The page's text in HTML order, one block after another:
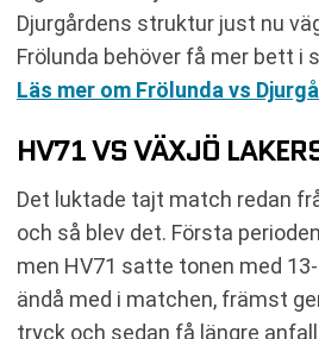
Djurgårdens struktur just nu
Frölunda behöver få mer bett i
Läs mer om Frölunda vs
HV71 VS VÄXJÖ
Det luktade tajt match redan
och så blev det. Första
men HV71 satte tonen med
ändå med i matchen, främst
tryck och sedan få längre